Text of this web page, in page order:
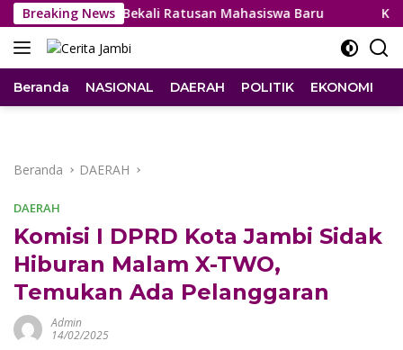
Langsung
ke
konten
Breaking News
UT Jambi Bekali Ratusan Mahasiswa Baru Kemas
Beranda NASIONAL DAERAH POLITIK EKONOMI
Beranda DAERAH
DAERAH
Komisi I DPRD Kota Jambi Sidak
Hiburan Malam X-TWO,
Temukan Ada Pelanggaran
Admin
14/02/2025